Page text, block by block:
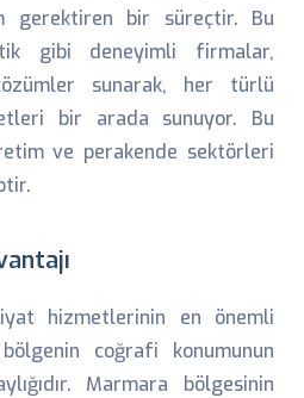
gerektiren bir süreçtir. Bu
gibi deneyimli firmalar,
sunarak, her türlü
bir arada sunuyor. Bu
ve perakende sektörleri
hizmetlerinin en önemli
coğrafi konumunun
Marmara bölgesinin